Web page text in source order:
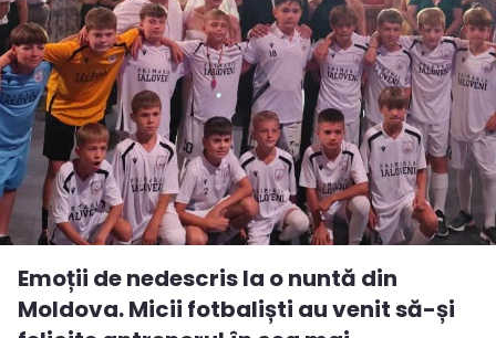
Emoții de nedescris la o nuntă din
Moldova. Micii fotbaliști au venit să-și